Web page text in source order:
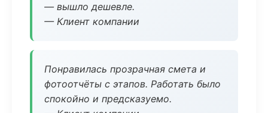
— вышло дешевле.
— Клиент компании
Понравилась прозрачная смета и
фотоотчёты с этапов. Работать было
спокойно и предсказуемо.